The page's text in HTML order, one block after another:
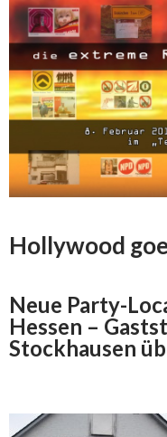
Hollywood
Neue Party-
Hessen –
Stockhausen